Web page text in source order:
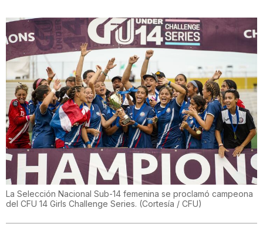
La Selección Nacional Sub-14 femenina se proclamó campeona
del CFU 14 Girls Challenge Series. (Cortesía / CFU)